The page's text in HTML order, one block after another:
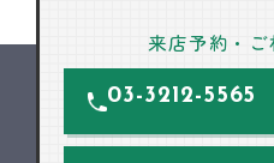
来店予約・
03-3212-5565